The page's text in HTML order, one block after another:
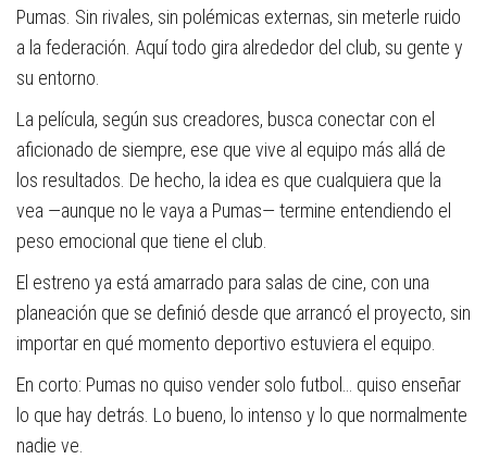
Pumas. Sin rivales, sin polémicas externas, sin meterle ruido
a la federación. Aquí todo gira alrededor del club, su gente y
su entorno.
La película, según sus creadores, busca conectar con el
aficionado de siempre, ese que vive al equipo más allá de
los resultados. De hecho, la idea es que cualquiera que la
vea —aunque no le vaya a Pumas— termine entendiendo el
peso emocional que tiene el club.
El estreno ya está amarrado para salas de cine, con una
planeación que se definió desde que arrancó el proyecto, sin
importar en qué momento deportivo estuviera el equipo.
En corto: Pumas no quiso vender solo futbol… quiso enseñar
lo que hay detrás. Lo bueno, lo intenso y lo que normalmente
nadie ve.